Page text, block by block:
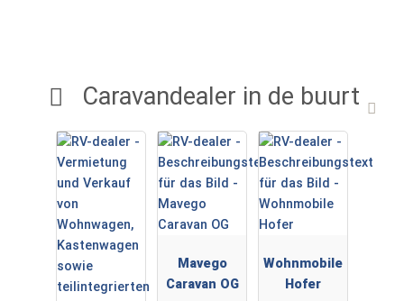
Caravandealer in de buurt
Mavego
Caravan OG
Wohnmobile
Hofer